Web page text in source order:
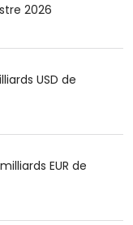
2026
USD de
EUR de